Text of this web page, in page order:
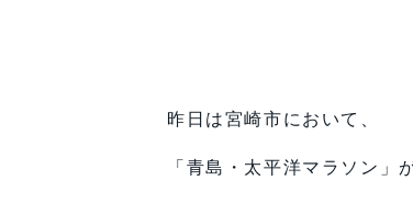
昨日は宮崎市において、
「青島・太平洋マラソン」